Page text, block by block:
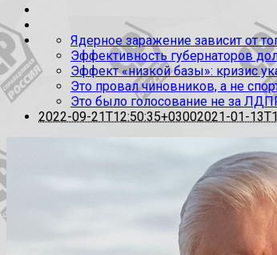
Ядерное заражение зависит от
Эффективность губернаторов
Эффект «низкой базы»: кризис
Это провал чиновников, а не
Это было голосование не за
2022-09-21T12:50:35+03002021-01-